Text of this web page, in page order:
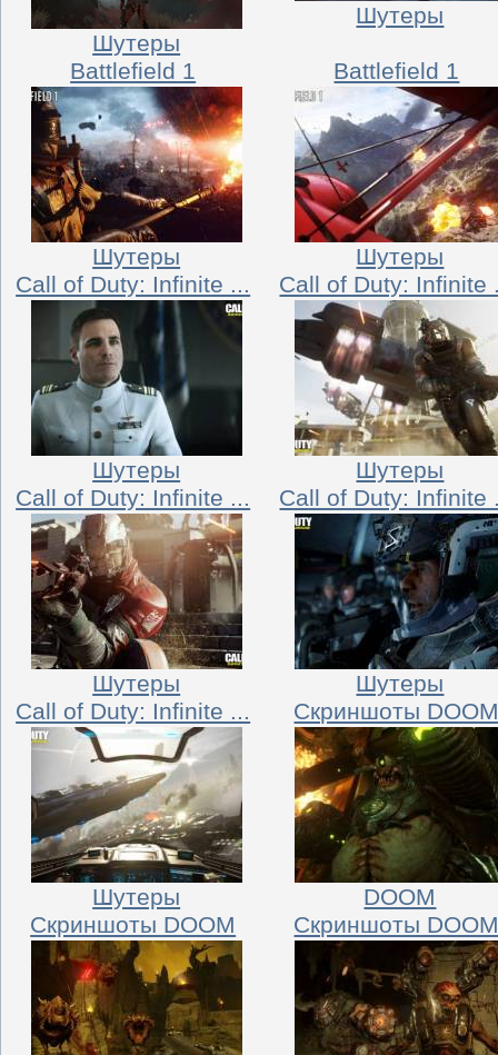
Шутеры
Шутеры
Battlefield 1
Шутеры
Battlefield 1
Шутеры
Call of Duty: Infinite ...
Шутеры
Call of Duty: Infinite
Шутеры
Call of Duty: Infinite ...
Шутеры
Call of Duty: Infinite
Шутеры
Call of Duty: Infinite ...
Шутеры
Скриншоты
DOOM
Скриншоты DOOM
Скриншоты